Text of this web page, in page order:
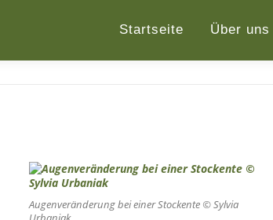
Startseite Über uns
Augenveränderung bei einer Stockente © Sylvia